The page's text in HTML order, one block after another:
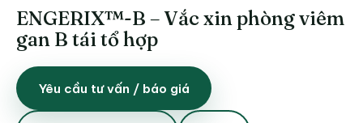
ENGERIX™-B – Vắc xin phòng viêm
gan B tái tổ hợp
Yêu cầu tư vấn / báo giá